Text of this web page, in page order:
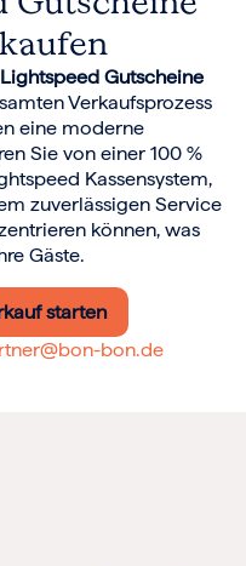
Lightspeed Gutscheine
Verkaufsprozess
eine moderne
Sie von einer 100 %
Kassensystem,
zuverlässigen Service
können, was
Gäste.
starten
bon.de